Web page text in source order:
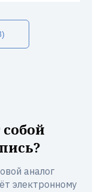
аналог
электронному